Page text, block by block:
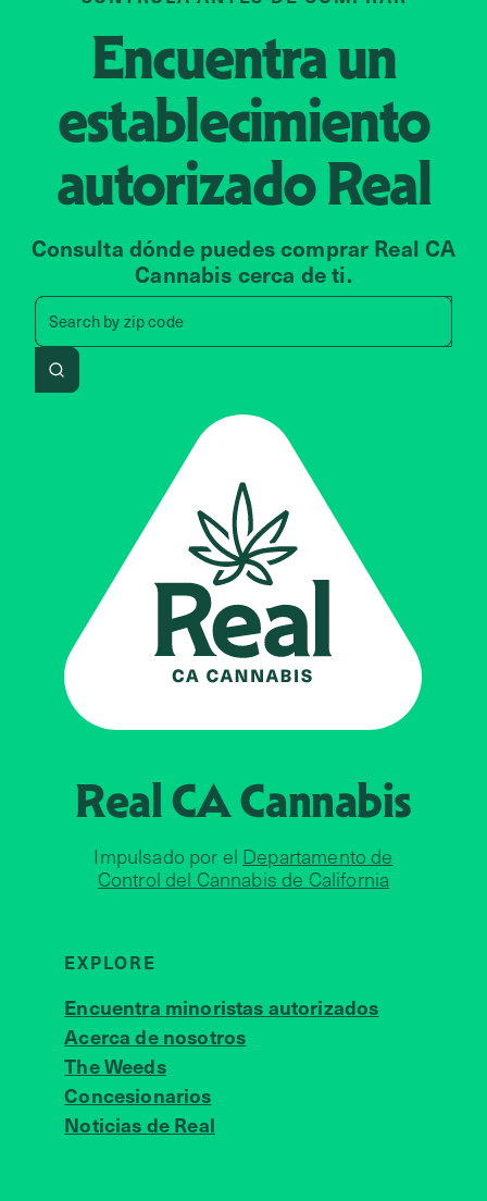
Encuentra un
establecimiento
autorizadoReal
Consulta dónde puedes comprar Real CA
Cannabis cerca de ti.
Search byzip code
Search by zip code, address,
Search
Real CACannabis
Impulsado por el Departamento de
Control del Cannabis de California
EXPLORE
Encuentra minoristas autorizados
Acerca de nosotros
The Weeds
Concesionarios
Noticias de Real